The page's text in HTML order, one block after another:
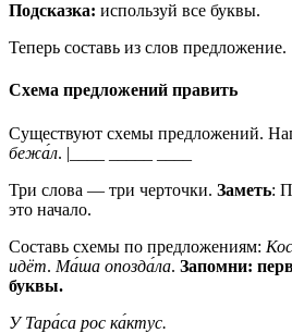
Подсказка: используй все буквы.
Теперь составь из слов предложение.
Схема предложений править
Существуют схемы предложений.
бежа́л. |____ _____ ____
Три слова — три черточки. Заметь:
это начало.
Составь схемы по предложениям:
идёт. Ма́ша опозда́ла. Запомни:
буквы.
У Тара́са рос ка́ктус.